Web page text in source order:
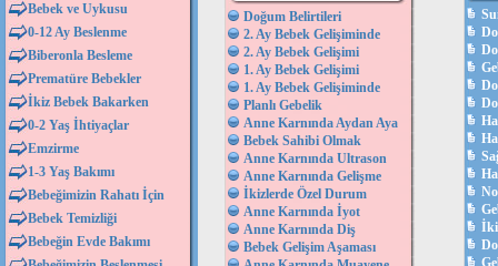
Bebek ve Uykusu
0-12 Ay Beslenme
Biberonla Besleme
Prematüre Bebekler
İkiz Bebek Bakarken
0-2 Yaş İhtiyaçlar
Emzirme
1-3 Yaş Bakımı
Bebeğimizin Rahatı İçin
Bebek Temizliği
Bebeğin Evde Bakımı
Doğum Belirtileri
2. Ay Bebek Gelişiminde
2. Ay Bebek Gelişimi
1. Ay Bebek Gelişimi
1. Ay Bebek Gelişiminde
Planlı Gebelik
Anne Karnında Aydan Aya
Bebek Sahibi Olmak
Anne Karnında Ultrason
Anne Karnında Gelişme
İkizlerde Özel Durum
Anne Karnında İyot
Anne Karnında Diş
Bebek Gelişim Aşaması